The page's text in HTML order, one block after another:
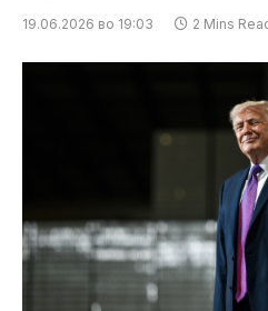
19.06.2026 во 19:03 2 Mins